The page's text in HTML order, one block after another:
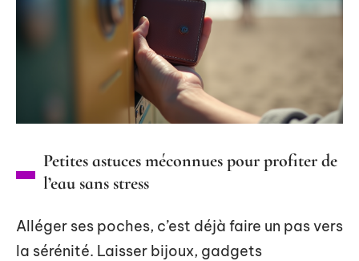
Petites astuces méconnues pour profiter de
l’eau sans stress
Alléger ses poches, c’est déjà faire un pas vers
la sérénité. Laisser bijoux, gadgets